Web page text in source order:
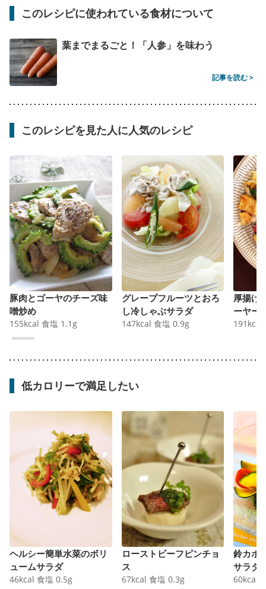
このレシピに使われている食材について
葉までまるごと！「人参」を味わう
記事を読む >
このレシピを見た人に人気のレシピ
豚肉とゴーヤのチーズ味
噌炒め
155kcal 食塩 1.1 g
グレープフルーツとおろ
し冷しゃぶサラダ
147kcal 食塩 0.9g
厚揚げ
ーヤー
191 kcal
低カロリーで満足したい
ヘルシー簡単水菜のボリ
ュームサラダ
46kcal 食塩 0.5g
ローストビーフピンチョ
ス
67kcal 食塩 0.3g
鈴カボ
サラダ
60kcal